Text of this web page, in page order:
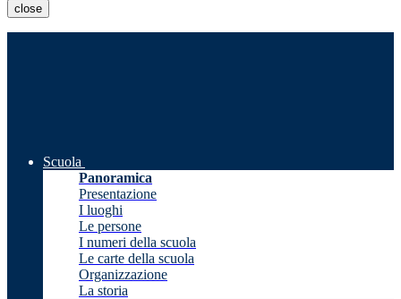
close
Scuola
Panoramica
Presentazione
I luoghi
Le persone
I numeri della scuola
Le carte della scuola
Organizzazione
La storia